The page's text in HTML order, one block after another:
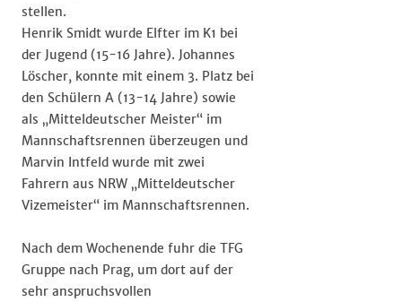
stellen.
Henrik Smidt wurde Elfter im K1 bei
der Jugend (15-16 Jahre). Johannes
Löscher, konnte mit einem 3. Platz bei
den Schülern A (13-14 Jahre) sowie
als „Mitteldeutscher Meister“ im
Mannschaftsrennen überzeugen und
Marvin Intfeld wurde mit zwei
Fahrern aus NRW „Mitteldeutscher
Vizemeister“ im Mannschaftsrennen.
Nach dem Wochenende fuhr die TFG
Gruppe nach Prag, um dort auf der
sehr anspruchsvollen